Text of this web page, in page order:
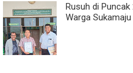
Rusuh di Puncak
Warga